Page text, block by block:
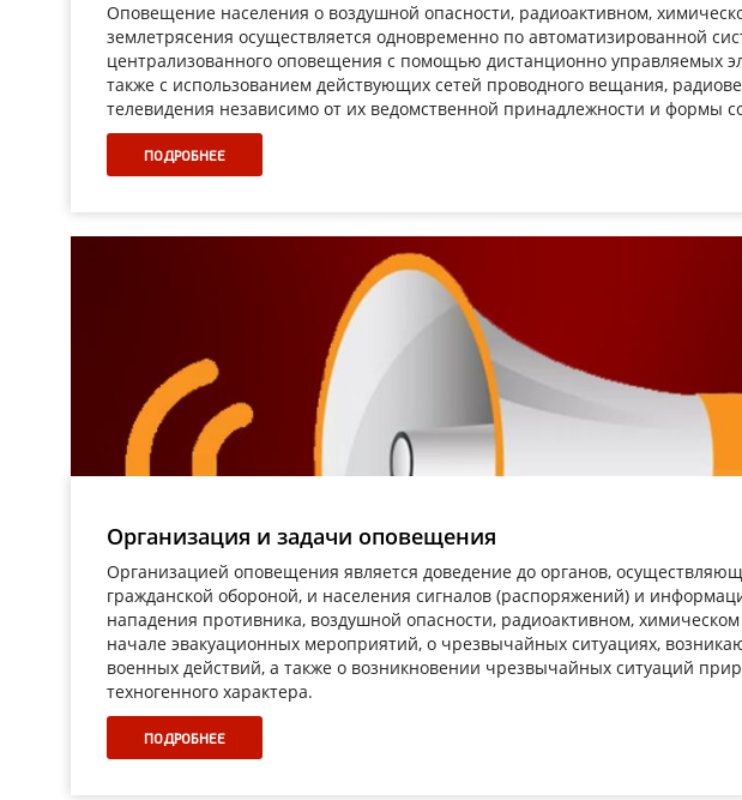
Оповещение населения о воздушной опасности, радиоактивном,
землетрясения осуществляется одновременно по автоматизированной
централизованного оповещения с помощью дистанционно управляемых
также с использованием действующих сетей проводного вещания,
телевидения независимо от их ведомственной принадлежности и формы
ПОДРОБНЕЕ
Организация и задачи оповещения
Организацией оповещения является доведение до органов,
гражданской обороной, и населения сигналов (распоряжений) и
нападения противника, воздушной опасности, радиоактивном,
начале эвакуационных мероприятий, о чрезвычайных ситуациях,
военных действий, а также о возникновении чрезвычайных ситуаций
техногенного характера.
ПОДРОБНЕЕ